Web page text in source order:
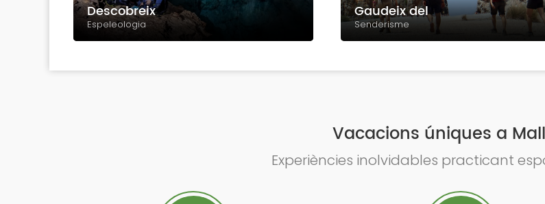
Descobreix
Espeleologia
Gaudeix del
Senderisme
Vacacions úniques a
Experiències inolvidables practicant